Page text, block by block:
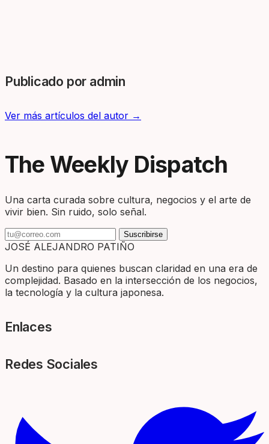
Publicado por admin
Ver más artículos del autor →
The Weekly Dispatch
Una carta curada sobre cultura, negocios y el arte de
vivir bien. Sin ruido, solo señal.
Suscribirse
JOSÉ ALEJANDRO PATIÑO
Un destino para quienes buscan claridad en una era de
complejidad. Basado en la intersección de los negocios,
la tecnología y la cultura japonesa.
Enlaces
Redes Sociales